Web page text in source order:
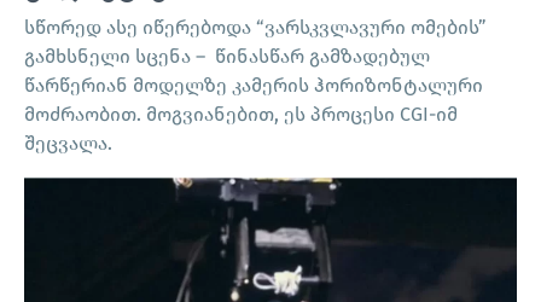
სწორედ ასე იწერებოდა “ვარსკვლავური ომების”
გამხსნელი სცენა – წინასწარ გამზადებულ
წარწერიან მოდელზე კამერის ჰორიზონტალური
მოძრაობით. მოგვიანებით, ეს პროცესი CGI-იმ
შეცვალა.